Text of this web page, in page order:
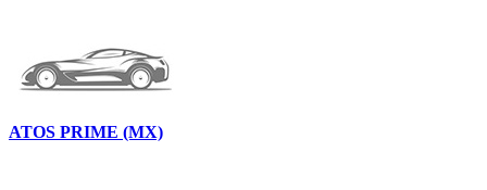
ATOS PRIME (MX)